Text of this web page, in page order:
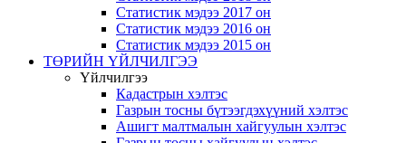
Статистик мэдээ 2017 он
Статистик мэдээ 2016 он
Статистик мэдээ 2015 он
ТӨРИЙН ҮЙЛЧИЛГЭЭ
Үйлчилгээ
Кадастрын хэлтэс
Газрын тосны бүтээгдэхүүний хэлтэс
Ашигт малтмалын хайгуулын хэлтэс